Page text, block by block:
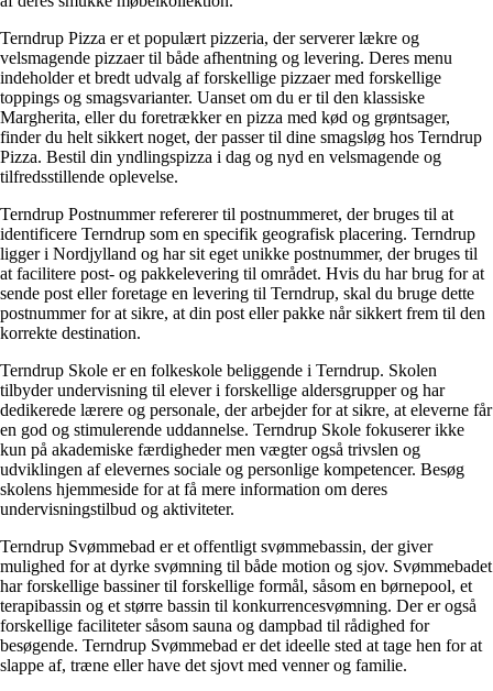
Terndrup Pizza er et populært pizzeria, der serverer lækre og
velsmagende pizzaer til både afhentning og levering. Deres menu
indeholder et bredt udvalg af forskellige pizzaer med forskellige
toppings og smagsvarianter. Uanset om du er til den klassiske
Margherita, eller du foretrækker en pizza med kød og grøntsager,
finder du helt sikkert noget, der passer til dine smagsløg hos Terndrup
Pizza. Bestil din yndlingspizza i dag og nyd en velsmagende og
tilfredsstillende oplevelse.
Terndrup Postnummer refererer til postnummeret, der bruges til at
identificere Terndrup som en specifik geografisk placering. Terndrup
ligger i Nordjylland og har sit eget unikke postnummer, der bruges til
at facilitere post- og pakkelevering til området. Hvis du har brug for at
sende post eller foretage en levering til Terndrup, skal du bruge dette
postnummer for at sikre, at din post eller pakke når sikkert frem til den
korrekte destination.
Terndrup Skole er en folkeskole beliggende i Terndrup. Skolen
tilbyder undervisning til elever i forskellige aldersgrupper og har
dedikerede lærere og personale, der arbejder for at sikre, at eleverne får
en god og stimulerende uddannelse. Terndrup Skole fokuserer ikke
kun på akademiske færdigheder men vægter også trivslen og
udviklingen af ​​elevernes sociale og personlige kompetencer. Besøg
skolens hjemmeside for at få mere information om deres
undervisningstilbud og aktiviteter.
Terndrup Svømmebad er et offentligt svømmebassin, der giver
mulighed for at dyrke svømning til både motion og sjov. Svømmebadet
har forskellige bassiner til forskellige formål, såsom en børnepool, et
terapibassin og et større bassin til konkurrencesvømning. Der er også
forskellige faciliteter såsom sauna og dampbad til rådighed for
besøgende. Terndrup Svømmebad er det ideelle sted at tage hen for at
slappe af, træne eller have det sjovt med venner og familie.